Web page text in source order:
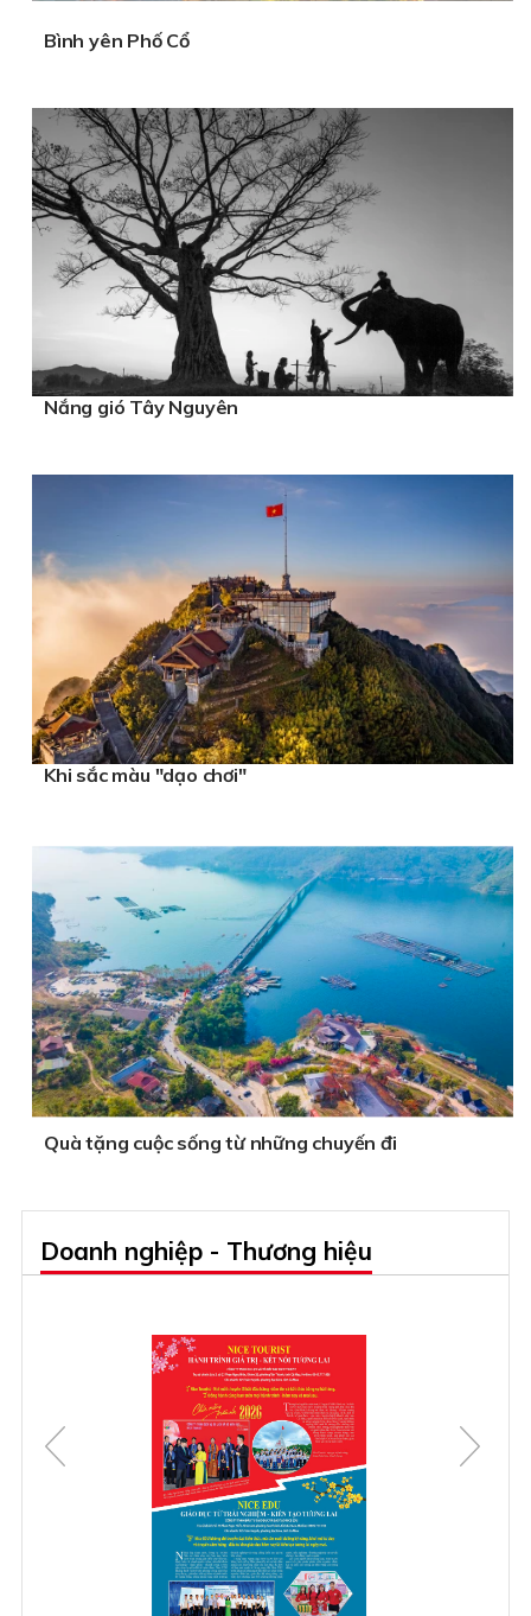
Bình yên Phố Cổ
Nắng gió Tây Nguyên
Khi sắc màu "dạo chơi"
Quà tặng cuộc sống từ những chuyến đi
Doanh nghiệp - Thương hiệu